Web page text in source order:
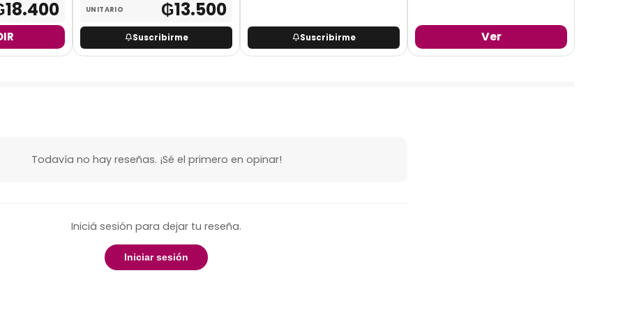
18.400 UNITARIO ₲13.500
Suscribirme Suscribirme Ver
Todavía no hay reseñas. ¡Sé el primero en opinar!
Iniciá sesión para dejar tu reseña.
Iniciar sesión